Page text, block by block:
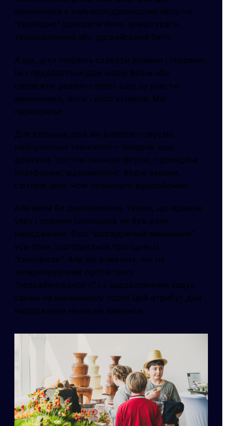
іменинника у найнесподіванішому місці чи
“серйозно” розіграти його, влаштувати
танцювальний або діджейський батл.
А ще, діти люблять ставати зірками і героями.
Їм сподобається ідея зняти фільм або
справжнє реаліті-талант шоу за участю
іменинника, зірок і його кумирів. Ми
перевіряли!
Для втілення ідей ми використовуємо
найсучасніші технології – лазерне шоу,
фонтани, ростові неонові фігури, проекційні
платформи, відеомеппінг, водні екрани,
світлові шоу, нові технології відеозйомки.
Але яким би дивовижним, таким, що вражає
уяву і повним сюрпризів не був день
народження, Ваш “досвідчений іменинник”
усе-таки здогадається про один із
“сюрпризів”. Але ми впевнені, він не
заперечуватиме проти такої
“передбачуваності” і з задоволенням задує
свічки на іменинному торті! Цей атрибут дня
народження нічим не замінити.